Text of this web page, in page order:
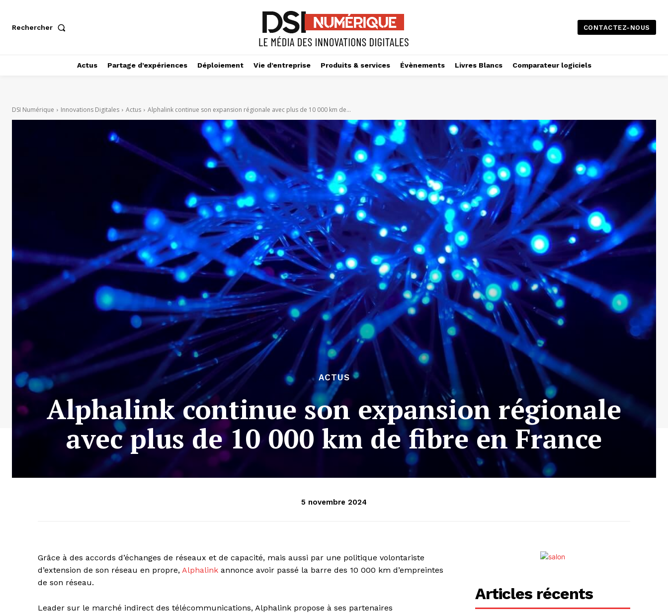
Rechercher CONTACTEZ-NOUS
Actus Partage d’expériences Déploiement Vie d’entreprise Produits & services Évènements Livres Blancs Comparateur logiciels
DSI Numérique Innovations Digitales Actus Alphalink continue son expansion régionale avec plus de 10 000 km de...
ACTUS
Alphalink continue son expansion régionale
avec plus de 10 000 km de fibre en France
5 novembre 2024
Grâce à des accords d’échanges de réseaux et de capacité, mais aussi par une politique volontariste
d’extension de son réseau en propre, Alphalink annonce avoir passé la barre des 10 000 km d’empreintes
de son réseau.
Leader sur le marché indirect des télécommunications, Alphalink propose à ses partenaires
Articles récents